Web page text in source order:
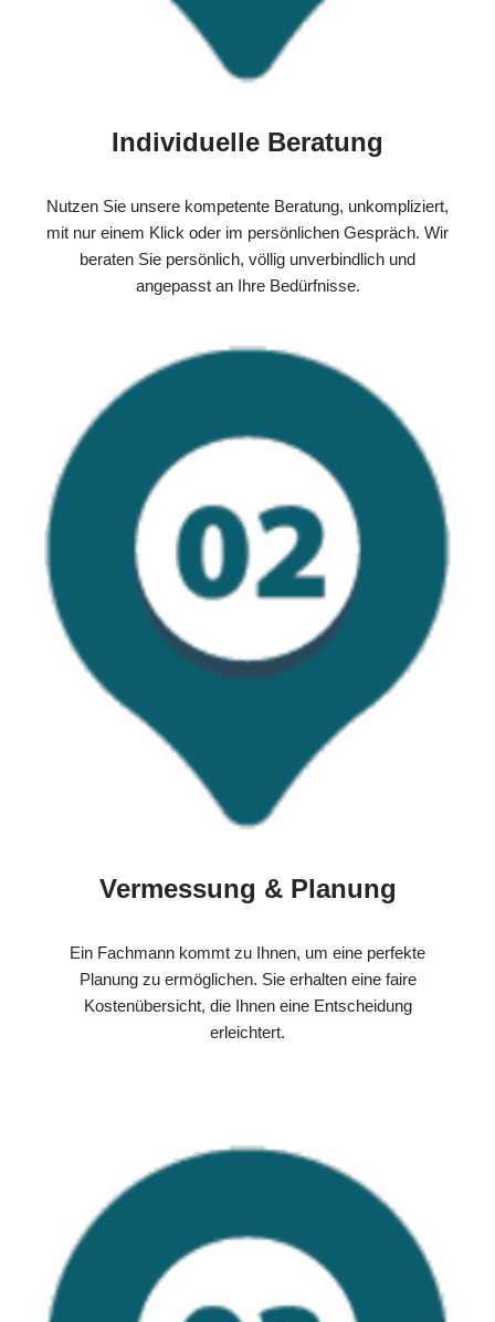
Individuelle Beratung
Nutzen Sie unsere kompetente Beratung, unkompliziert,
mit nur einem Klick oder im persönlichen Gespräch. Wir
beraten Sie persönlich, völlig unverbindlich und
angepasst an Ihre Bedürfnisse.
Vermessung & Planung
Ein Fachmann kommt zu Ihnen, um eine perfekte
Planung zu ermöglichen. Sie erhalten eine faire
Kostenübersicht, die Ihnen eine Entscheidung
erleichtert.